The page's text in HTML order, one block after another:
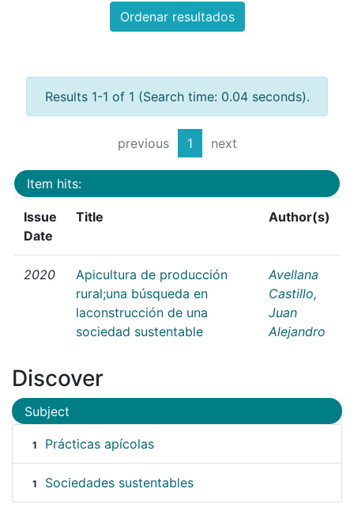
Ordenar resultados
Results 1-1 of 1 (Search time: 0.04 seconds).
previous 1 next
Item hits:
Issue
Date
Title Author(s)
2020
Apicultura de producción
rural;una búsqueda en
laconstrucción de una
sociedad sustentable
Avellana
Castillo,
Juan
Alejandro
Discover
Subject
1 Prácticas apícolas
1 Sociedades sustentables